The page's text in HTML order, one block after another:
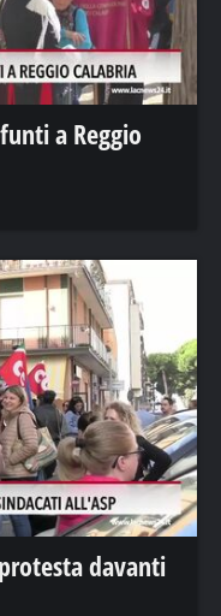
a Reggio
davanti